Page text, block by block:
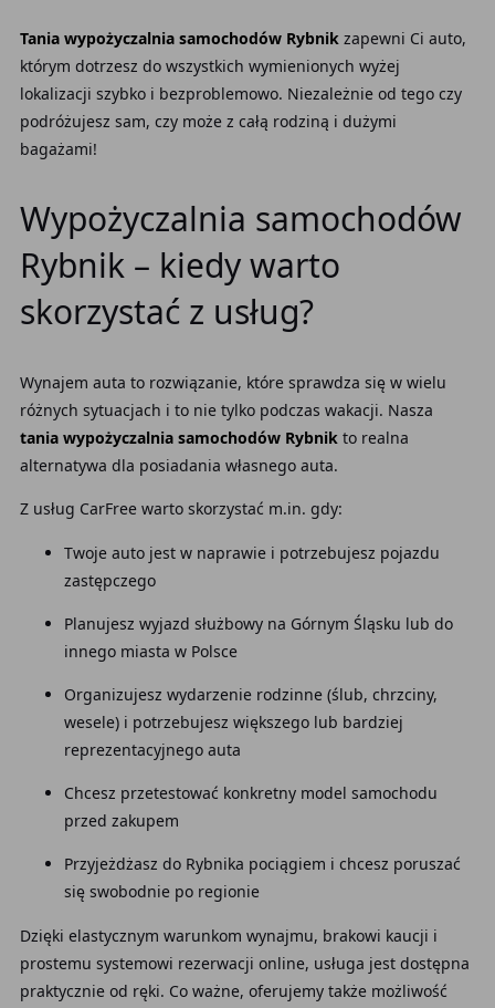
Tania wypożyczalnia samochodów Rybnik zapewni Ci auto,
którym dotrzesz do wszystkich wymienionych wyżej
lokalizacji szybko i bezproblemowo. Niezależnie od tego czy
podróżujesz sam, czy może z całą rodziną i dużymi
bagażami!
Wypożyczalnia samochodów
Rybnik – kiedy warto
skorzystać z usług?
Wynajem auta to rozwiązanie, które sprawdza się w wielu
różnych sytuacjach i to nie tylko podczas wakacji. Nasza
tania wypożyczalnia samochodów Rybnikto realna
alternatywa dla posiadania własnego auta.
Z usług CarFree warto skorzystać m.in. gdy:
Twoje auto jest w naprawie i potrzebujesz pojazdu
zastępczego
Planujesz wyjazd służbowy na Górnym Śląsku lub do
innego miasta w Polsce
Organizujesz wydarzenie rodzinne (ślub, chrzciny,
wesele) i potrzebujesz większego lub bardziej
reprezentacyjnego auta
Chcesz przetestować konkretny model samochodu
przed zakupem
Przyjeżdżasz do Rybnika pociągiem i chcesz poruszać
się swobodnie po regionie
Dzięki elastycznym warunkom wynajmu, brakowi kaucji i
prostemu systemowi rezerwacji online, usługa jest dostępna
praktycznie od ręki. Co ważne, oferujemy także możliwość